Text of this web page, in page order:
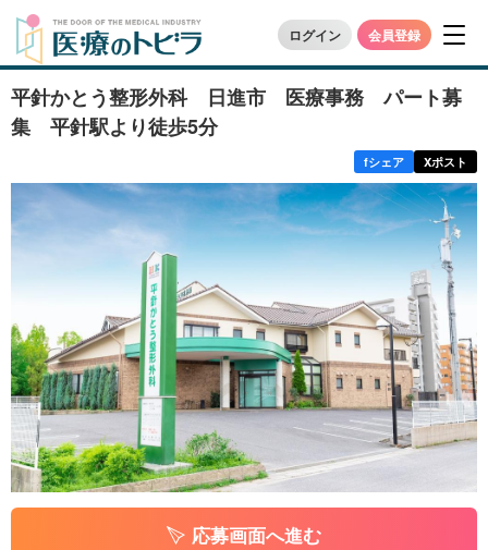
ログイン 会員登録
平針かとう整形外科 日進市 医療事務 パート募
集 平針駅より徒歩5分
fシェア Xポスト
応募画面へ進む